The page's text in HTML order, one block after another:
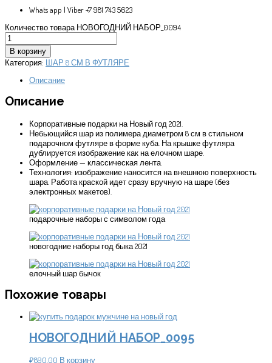
Whats app | Viber +7 981 743 5623
Количество товара НОВОГОДНИЙ НАБОР_0094
В корзину
Категория: ШАР 8 СМ В ФУТЛЯРЕ
Описание
Описание
Корпоративные подарки на Новый год 2021.
Небьющийся шар из полимера диаметром 8 см в стильном
подарочном футляре в форме куба. На крышке футляра
дублируется изображение как на елочном шаре.
Оформление — классическая лента.
Технология: изображение наносится на внешнюю поверхность
шара. Работа краской идет сразу вручную на шаре (без
электронных макетов).
подарочные наборы с символом года
новогодние наборы год быка 2021
елочный шар бычок
Похожие товары
НОВОГОДНИЙ НАБОР_0095
₽890.00 В корзину